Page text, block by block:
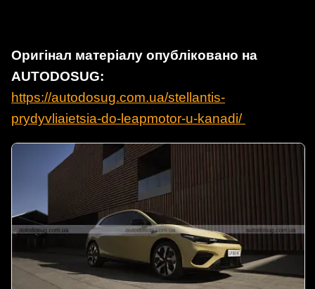
Оригінал матеріалу опубліковано на
AUTODOSUG:
https://autodosug.com.ua/stellantis-
prydyvliaietsia-do-leapmotor-u-kanadi/